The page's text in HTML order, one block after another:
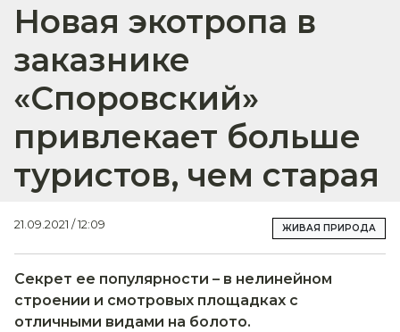
Новая экотропа в
заказнике
«Споровский»
привлекает больше
туристов, чем старая
21.09.2021 / 12:09 ЖИВАЯ ПРИРОДА
Секрет ее популярности – в нелинейном
строении и смотровых площадках с
отличными видами на болото.